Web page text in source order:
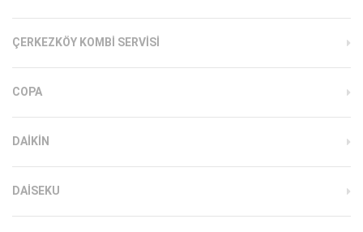
ÇERKEZKÖY KOMBI SERVISI
COPA
DAIKIN
DAISEKU